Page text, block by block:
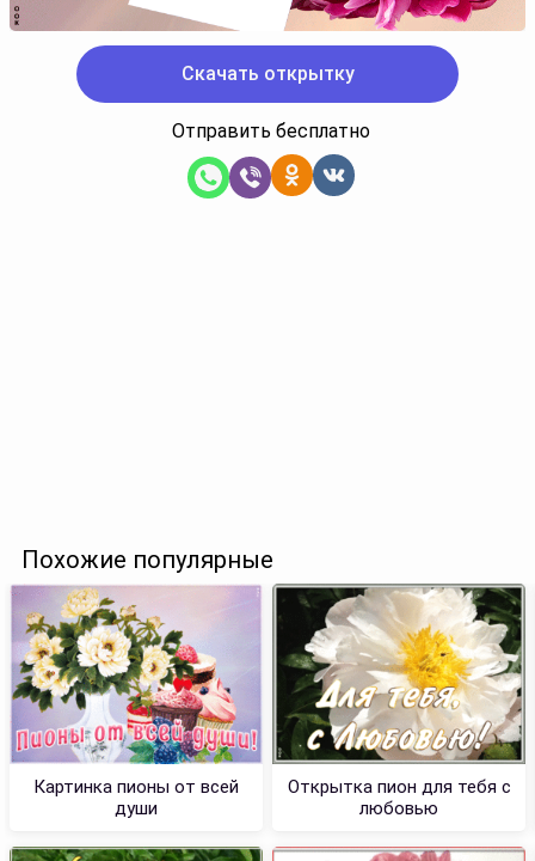
Скачать открытку
Отправить бесплатно
Похожие популярные
Картинка пионы от всей
души
Открытка пион для тебя с
любовью